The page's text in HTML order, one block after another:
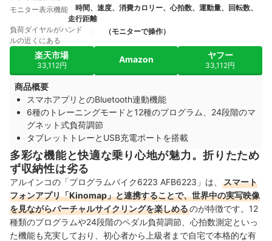
モニター表示機能
時間、速度、消費カロリー、心拍数、運動量、回転数、
走行距離
負荷ダイヤルがハンド
ルの近くにある
（モニターで操作）
楽天市場
33,112円
Amazon ヤフー
33,112円
商品概要
スマホアプリとのBluetooth連動機能
6種のトレーニングモードと12種のプログラム、24段階のマ
グネット式負荷調節
タブレットトレーとUSB充電ポートを搭載
多彩な機能と快適な乗り心地が魅力。折りたため
ず収納性は劣る
アルインコの「プログラムバイク6223 AFB6223」は、
スマート
フォンアプリ「Kinomap」と連携することで、世界中の実写映像
を見ながらバーチャルサイクリングを楽しめるのが特徴です。12
種類のプログラムや24段階のペダル負荷調節、心拍数測定といっ
た機能も充実しており、初心者から上級者まで自宅で本格的な有